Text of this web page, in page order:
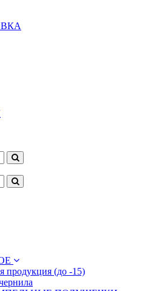
продукция (до -15)